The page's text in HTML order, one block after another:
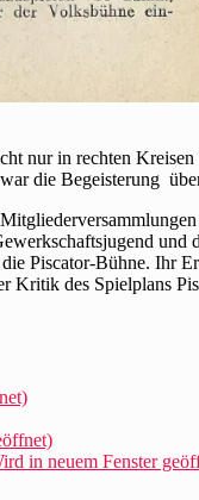
nur in rechten
die Begeisterung
Piscator-Bühne. Ihr
des Spielplans
in neuem Fenster